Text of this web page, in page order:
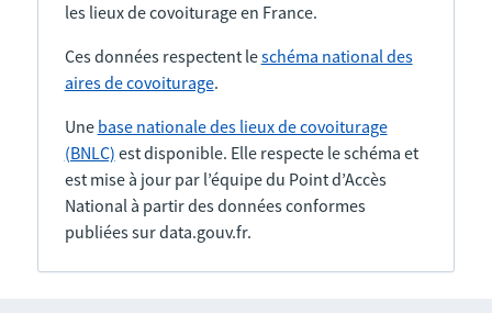
les lieux de covoiturage en France.
Ces données respectent leschéma national des
aires de covoiturage.
Une base nationale des lieux de covoiturage
(BNLC) est disponible. Elle respecte le schéma et
est mise à jour par l’équipe du Point d’Accès
National à partir des données conformes
publiées sur data.gouv.fr.